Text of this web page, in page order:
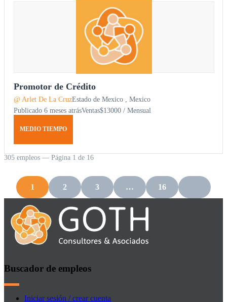
Promotor de Crédito
@ Arlet De La CruzEstado de Mexico , Mexico
Publicado 6 meses atrásVentas$13000 / Mensual
MEDIO TIEMPO
305 empleos — Página 1 de 16
1 2 3 … 16
Buscador de empleos
Iniciar sesión / crear cuenta